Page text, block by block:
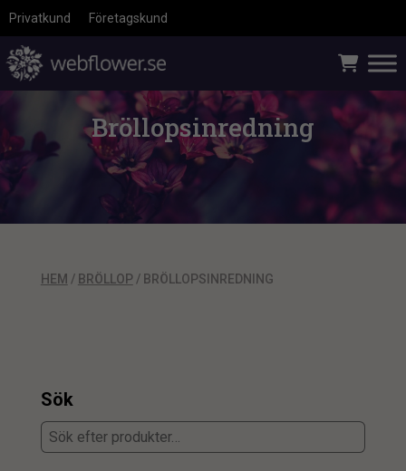
Privatkund Företagskund
Bröllopsinredning
HEM / BRÖLLOP/ BRÖLLOPSINREDNING
Sök